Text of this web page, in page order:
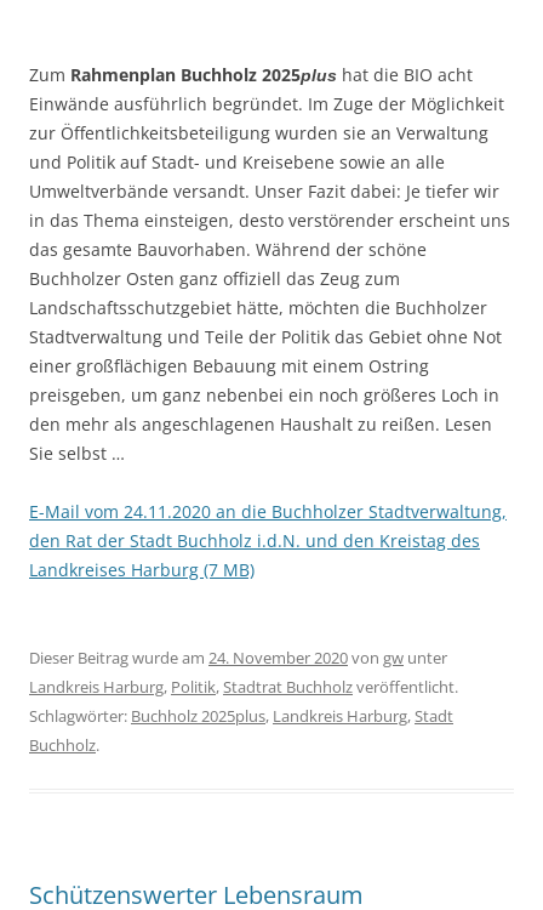
Zum Rahmenplan Buchholz 2025plus hat die BIO acht
Einwände ausführlich begründet. Im Zuge der Möglichkeit
zur Öffentlichkeitsbeteiligung wurden sie an Verwaltung
und Politik auf Stadt- und Kreisebene sowie an alle
Umweltverbände versandt. Unser Fazit dabei: Je tiefer wir
in das Thema einsteigen, desto verstörender erscheint uns
das gesamte Bauvorhaben. Während der schöne
Buchholzer Osten ganz offiziell das Zeug zum
Landschaftsschutzgebiet hätte, möchten die Buchholzer
Stadtverwaltung und Teile der Politik das Gebiet ohne Not
einer großflächigen Bebauung mit einem Ostring
preisgeben, um ganz nebenbei ein noch größeres Loch in
den mehr als angeschlagenen Haushalt zu reißen. Lesen
Sie selbst …
E-Mail vom 24.11.2020 an die Buchholzer Stadtverwaltung,
den Rat der Stadt Buchholz i.d.N. und den Kreistag des
Landkreises Harburg (7 MB)
Dieser Beitrag wurde am 24. November 2020von gw unter
Landkreis Harburg, Politik,Stadtrat Buchholzveröffentlicht.
Schlagwörter: Buchholz 2025plus, Landkreis Harburg,Stadt
Buchholz.
Schützenswerter Lebensraum